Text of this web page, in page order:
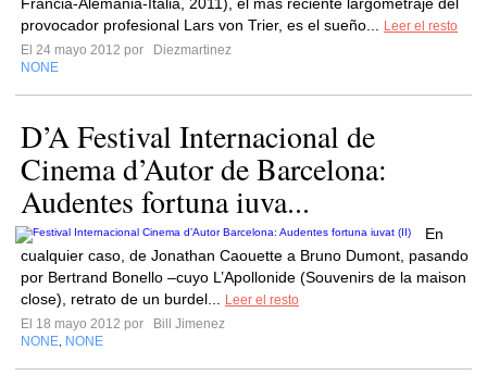
provocador profesional Lars von Trier, es el sueño...
Leer el resto
El 24 mayo 2012 por
Diezmartinez
NONE
D’A Festival Internacional de
Cinema d’Autor de Barcelona:
Audentes fortuna iuva...
En
cualquier caso, de Jonathan Caouette a Bruno Dumont, pasando
por Bertrand Bonello –cuyo L’Apollonide (Souvenirs de la maison
close), retrato de un burdel...
Leer el resto
El 18 mayo 2012 por
Bill Jimenez
NONE NONE